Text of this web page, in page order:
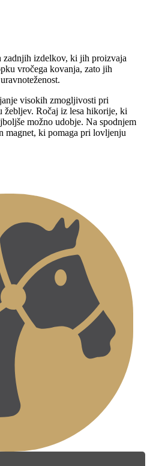
izdelkov, ki jih proizvaja
vročega kovanja, zato jih
visokih zmogljivosti pri
Ročaj iz lesa hikorije, ki
možno udobje. Na spodnjem
magnet, ki pomaga pri lovljenju